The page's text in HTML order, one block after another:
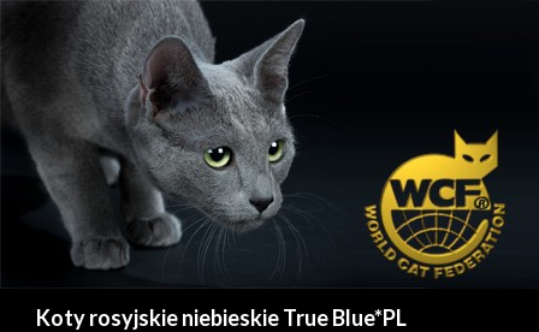
Koty rosyjskie niebieskie True Blue*PL